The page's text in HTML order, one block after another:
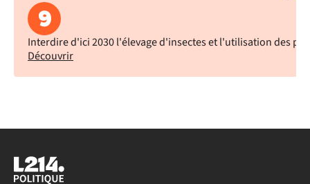
9
Interdire d'ici 2030 l'élevage d'insectes et l'utilisation des
Découvrir